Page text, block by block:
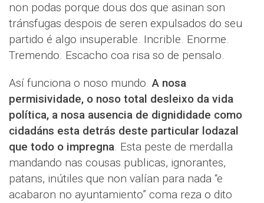
non podas porque dous dos que asinan son
tránsfugas despois de seren expulsados do seu
partido é algo insuperable. Incrible. Enorme.
Tremendo. Escacho coa risa so de pensalo.
Así funciona o noso mundo.A nosa
permisividade, o noso total desleixo da vida
política, a nosa ausencia de dignididade como
cidadáns esta detrás deste particular lodazal
que todo o impregna. Esta peste de merdalla
mandando nas cousas publicas, ignorantes,
patans, inútiles que non valían para nada “e
acabaron no ayuntamiento” coma reza o dito